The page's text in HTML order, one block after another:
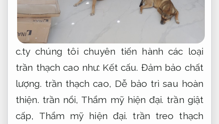
c.ty chúng tôi chuyên tiến hành các loại
trần thạch cao như: Kết cấu. Đảm bảo chất
lượng. trần thạch cao, Dễ bảo trì sau hoàn
thiện. trần nổi, Thẩm mỹ hiện đại. trần giật
cấp, Thẩm mỹ hiện đại. trần treo thạch